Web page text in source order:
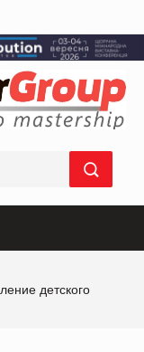
детского